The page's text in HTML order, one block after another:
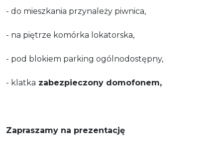
- do mieszkania przynależy piwnica,
- na piętrze komórka lokatorska,
- pod blokiem parking ogólnodostępny,
- klatka zabezpieczony domofonem,
Zapraszamy na prezentację